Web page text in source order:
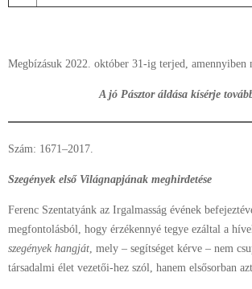
Megbízásuk 2022. október 31-ig terjed, amennyiben
A jó Pásztor áldása kísérje
Szám: 1671–2017.
Szegények első Világnapjának meghirdetése
Ferenc Szentatyánk az Irgalmasság évének
megfontolásból, hogy érzékennyé tegye ezáltal a
szegények hangját, mely – segítséget kérve – nem
társadalmi élet vezetői-hez szól, hanem elsősorban